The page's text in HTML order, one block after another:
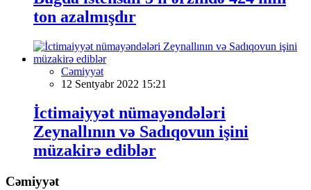
ton azalmışdır
Cəmiyyət
12 Sentyabr 2022 15:21
İctimaiyyət nümayəndələri
Zeynallının və Sadıqovun işini
müzakirə ediblər
Cəmiyyət